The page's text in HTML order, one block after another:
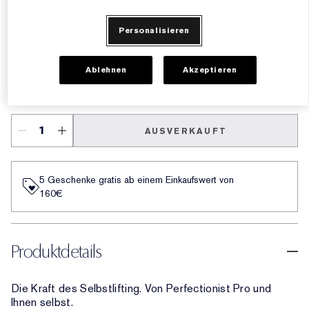
50 ml
€180.00
€220.00
AUSVERKAUFT
5 Geschenke gratis ab einem Einkaufswert von
160€​
Produktdetails
Die Kraft des Selbstlifting. Von Perfectionist Pro und
Ihnen selbst.
Personalisieren
Ablehnen Akzeptieren